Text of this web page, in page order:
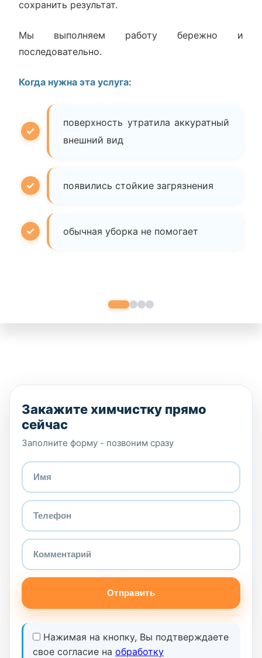
сохранить результат.
Мы выполняем работу бережно и
последовательно.
Когда нужна эта услуга:
поверхность утратила аккуратный
внешний вид
появились стойкие загрязнения
обычная уборка не помогает
Закажите химчистку прямо
сейчас
Заполните форму - позвоним сразу
Отправить
Нажимая на кнопку, Вы подтверждаете
свое согласие на обработку